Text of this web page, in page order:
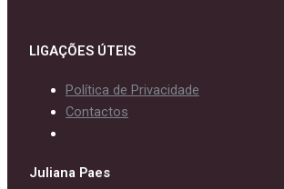
LIGAÇÕES ÚTEIS
Política de Privacidade
Contactos
Juliana Paes